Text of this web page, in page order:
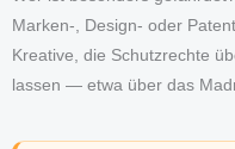
Marken-, Design- oder
Kreative, die Schutzrechte
lassen — etwa über das